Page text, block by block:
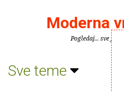
Moderna
Pogledaj... sve je
Sve teme